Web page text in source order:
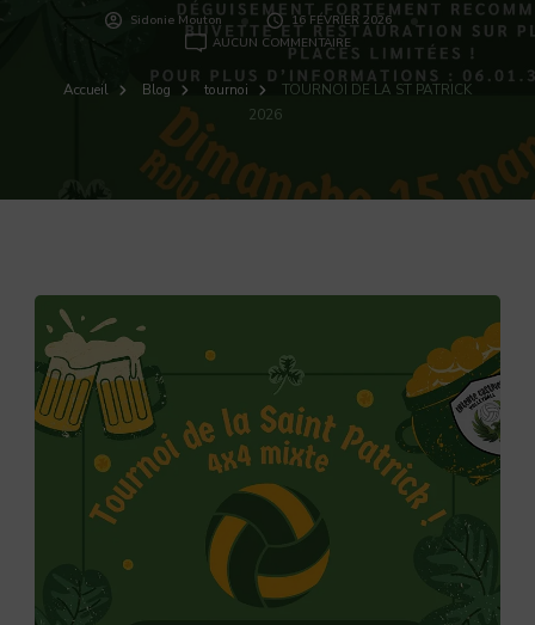
Sidonie Mouton
16 FÉVRIER 2026
AUCUN COMMENTAIRETOURNOI
DE
LA
Accueil Blog tournoi
TOURNOI DE LA ST PATRICK
2026